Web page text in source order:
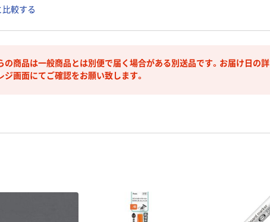
較する
の商品は一般商品とは別便で届く場合がある別送品です。お届け日の詳
ジ画面にてご確認をお願い致します。